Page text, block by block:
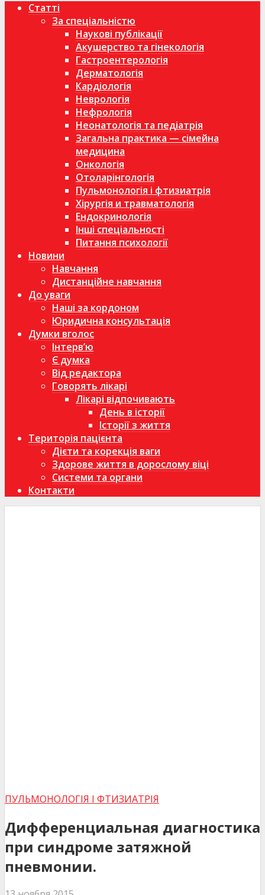
Статті
За спеціальністю
Наукові публікації
Акушерство та гінекологія
Гастроентерологія
Дерматологія
Кардіологія
Неврологія
Нефрологія
Неонатологія та педіатрія
Загальна практика — сімейна
медицина
Онкологія
Отоларінгологія
Пульмонологія і фтизиатрія
Хірургія и травматологія
Ендокринологія
Інші спеціальності
Питання психології
Новини
Навчання
Дистанційне навчання
До уваги
Наші за кордоном
Юридична консультація
Думки вголос
Інтерв’ю
Є думка
Від редактора
Говорять лікарі
Лікарі відпочивають
День в історії
Історії з життя
Територія пацієнта
Дієти та корекція ваги
Здорове життя в дорослому віці
Системи та органи
Контакти
ПУЛЬМОНОЛОГІЯ І ФТИЗИАТРІЯ
Дифференциальная диагностика
при синдроме затяжной
пневмонии.